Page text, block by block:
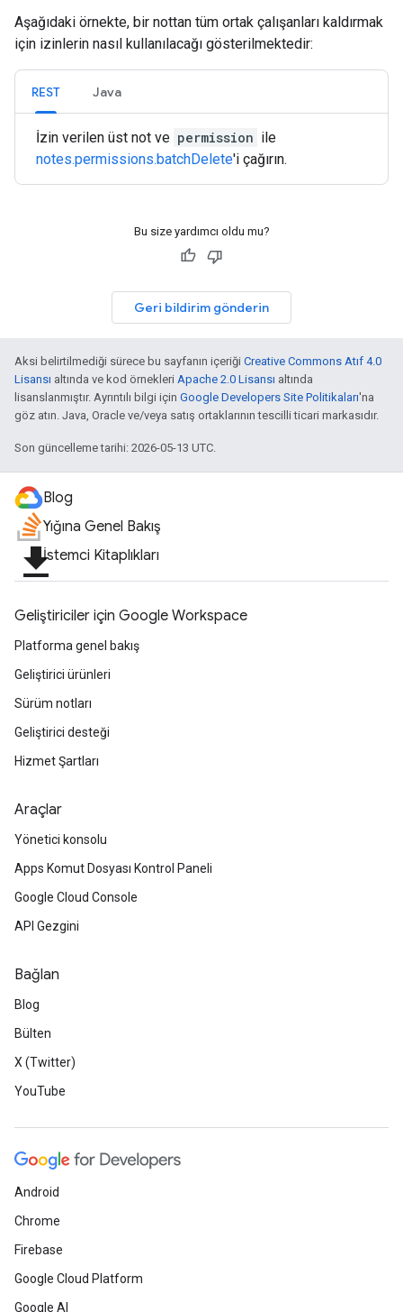
Aşağıdaki örnekte, bir nottan tüm ortak çalışanları kaldırmak
için izinlerin nasıl kullanılacağı gösterilmektedir:
REST Java
İzin verilen üst not ve permission ile
notes.permissions.batchDelete'i çağırın.
Bu size yardımcı oldu mu?
Geri bildirim gönderin
Aksi belirtilmediği sürece bu sayfanın içeriği Creative Commons Atıf 4.0
Lisansı altında ve kod örnekleri Apache 2.0 Lisansı altında
lisanslanmıştır. Ayrıntılı bilgi için Google Developers Site Politikaları'na
göz atın. Java, Oracle ve/veya satış ortaklarının tescilli ticari markasıdır.
Son güncelleme tarihi: 2026-05-13 UTC.
Blog
Yığına Genel Bakış
file_downloadİstemci Kitaplıkları
Geliştiriciler için Google Workspace
Platforma genel bakış
Geliştirici ürünleri
Sürüm notları
Geliştirici desteği
Hizmet Şartları
Araçlar
Yönetici konsolu
Apps Komut Dosyası Kontrol Paneli
Google Cloud Console
API Gezgini
Bağlan
Blog
Bülten
X (Twitter)
YouTube
Android
Chrome
Firebase
Google Cloud Platform
Google AI